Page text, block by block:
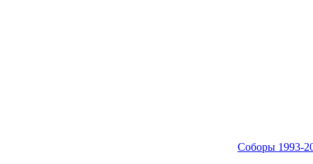
Соборы 1993-